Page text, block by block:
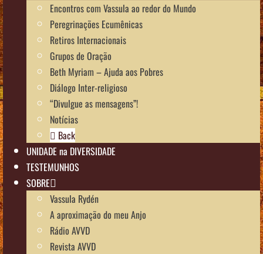
Encontros com Vassula ao redor do Mundo
Peregrinações Ecumênicas
Retiros Internacionais
Grupos de Oração
Beth Myriam – Ajuda aos Pobres
Diálogo Inter-religioso
“Divulgue as mensagens”!
Notícias
Back
UNIDADE na DIVERSIDADE
TESTEMUNHOS
SOBRE
Vassula Rydén
A aproximação do meu Anjo
Rádio AVVD
Revista AVVD